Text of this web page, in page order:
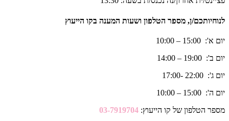
לנוחיותכם/ן, מספר הטלפון ושעות המענה בקו הייעוץ
יום א': 15:00 – 10:00
יום ב': 19:00 – 14:00
יום ג': 22:00 -17:00
יום ה': 15:00 – 10:00
מספר הטלפון של קו הייעוץ: 03-7919704